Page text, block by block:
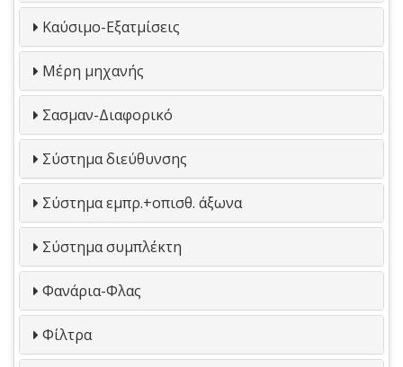
Καύσιμο-Εξατμίσεις
Μέρη μηχανής
Σασμαν-Διαφορικό
Σύστημα διεύθυνσης
Σύστημα εμπρ.+οπισθ. άξωνα
Σύστημα συμπλέκτη
Φανάρια-Φλας
Φίλτρα